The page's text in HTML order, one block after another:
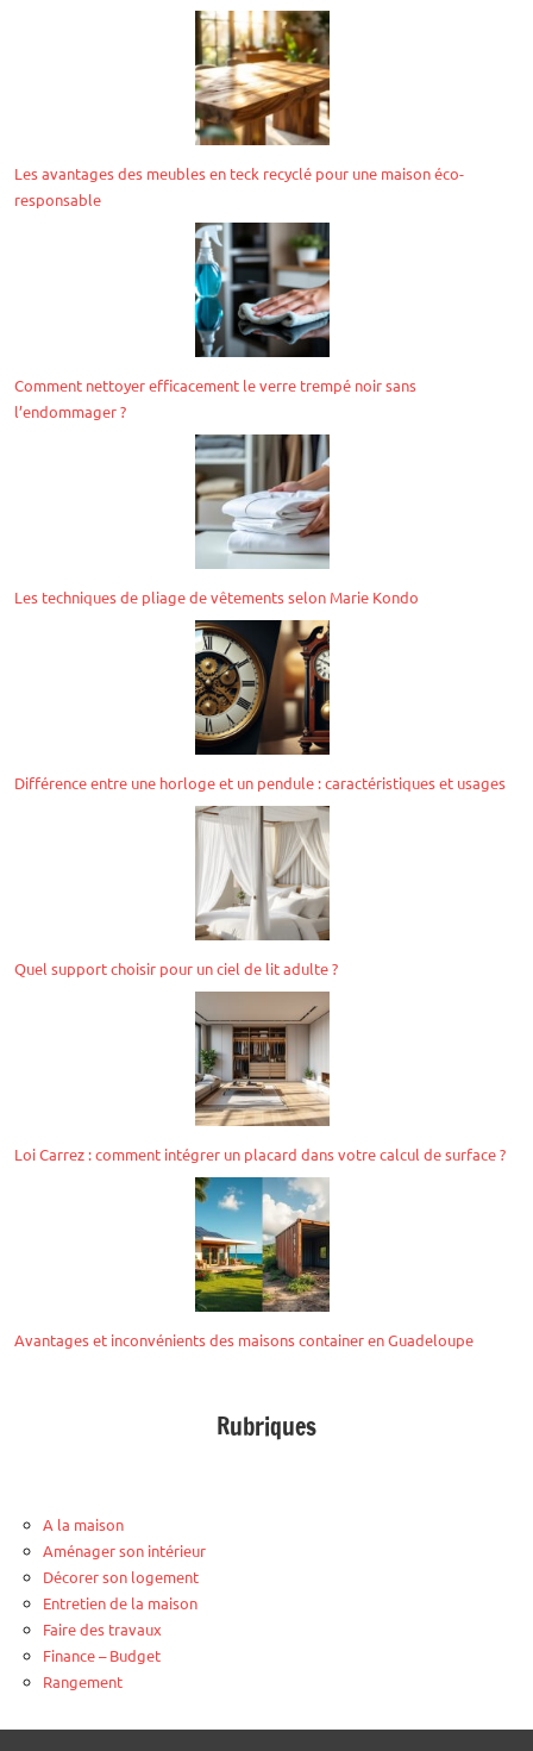
Les avantages des meubles en teck recyclé pour une maison éco-
responsable
Comment nettoyer efficacement le verre trempé noir sans
l’endommager ?
Les techniques de pliage de vêtements selon Marie Kondo
Différence entre une horloge et un pendule : caractéristiques et usages
Quel support choisir pour un ciel de lit adulte ?
Loi Carrez : comment intégrer un placard dans votre calcul de surface ?
Avantages et inconvénients des maisons container en Guadeloupe
Rubriques
A la maison
Aménager son intérieur
Décorer son logement
Entretien de la maison
Faire des travaux
Finance – Budget
Rangement